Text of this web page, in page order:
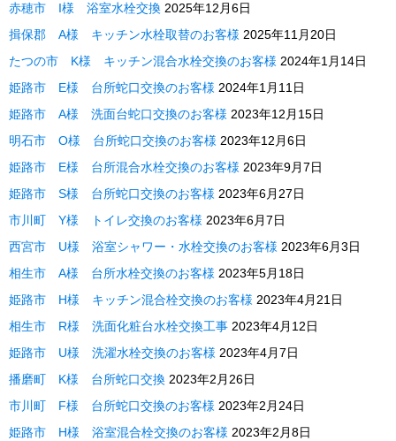
赤穂市 I様 浴室水栓交換 2025年12月6日
揖保郡 A様 キッチン水栓取替のお客様 2025年11月20日
たつの市 K様 キッチン混合水栓交換のお客様 2024年1月14日
姫路市 E様 台所蛇口交換のお客様 2024年1月11日
姫路市 A様 洗面台蛇口交換のお客様 2023年12月15日
明石市 O様 台所蛇口交換のお客様 2023年12月6日
姫路市 E様 台所混合水栓交換のお客様 2023年9月7日
姫路市 S様 台所蛇口交換のお客様 2023年6月27日
市川町 Y様 トイレ交換のお客様 2023年6月7日
西宮市 U様 浴室シャワー・水栓交換のお客様 2023年6月3日
相生市 A様 台所水栓交換のお客様 2023年5月18日
姫路市 H様 キッチン混合栓交換のお客様 2023年4月21日
相生市 R様 洗面化粧台水栓交換工事 2023年4月12日
姫路市 U様 洗濯水栓交換のお客様 2023年4月7日
播磨町 K様 台所蛇口交換 2023年2月26日
市川町 F様 台所蛇口交換のお客様 2023年2月24日
姫路市 H様 浴室混合栓交換のお客様 2023年2月8日